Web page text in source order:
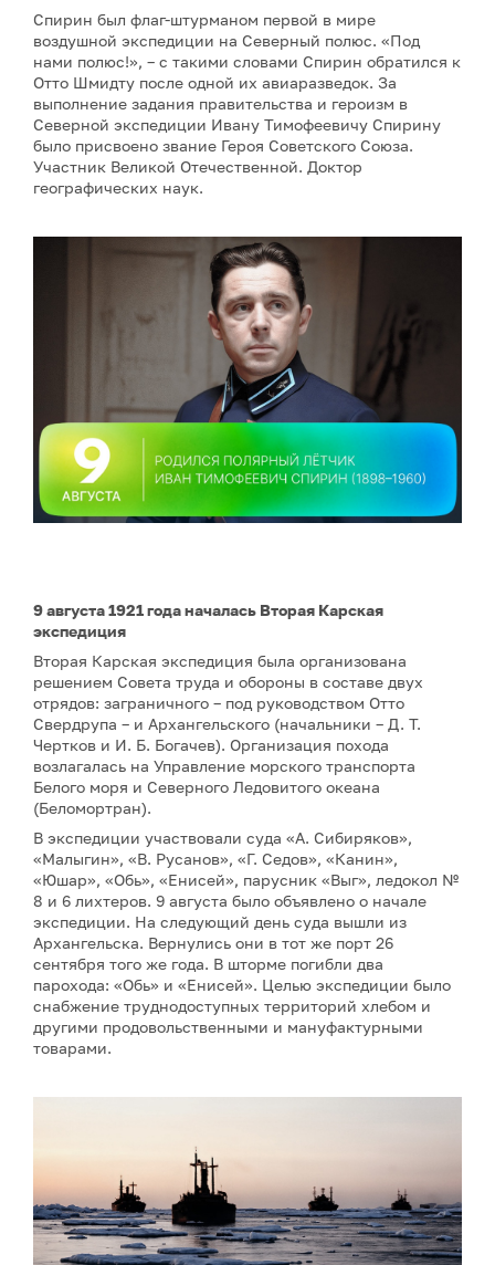
Спирин был флаг-штурманом первой в мире
воздушной экспедиции на Северный полюс. «Под
нами полюс!», – с такими словами Спирин обратился к
Отто Шмидту после одной их авиаразведок. За
выполнение задания правительства и героизм в
Северной экспедиции Ивану Тимофеевичу Спирину
было присвоено звание Героя Советского Союза.
Участник Великой Отечественной. Доктор
географических наук.
9 августа 1921 года началась Вторая Карская
экспедиция
Вторая Карская экспедиция была организована
решением Совета труда и обороны в составе двух
отрядов: заграничного – под руководством Отто
Свердрупа – и Архангельского (начальники – Д. Т.
Чертков и И. Б. Богачев). Организация похода
возлагалась на Управление морского транспорта
Белого моря и Северного Ледовитого океана
(Беломортран).
В экспедиции участвовали суда «А. Сибиряков»,
«Малыгин», «В. Русанов», «Г. Седов», «Канин»,
«Юшар», «Обь», «Енисей», парусник «Выг», ледокол №
8 и 6 лихтеров. 9 августа было объявлено о начале
экспедиции. На следующий день суда вышли из
Архангельска. Вернулись они в тот же порт 26
сентября того же года. В шторме погибли два
парохода: «Обь» и «Енисей». Целью экспедиции было
снабжение труднодоступных территорий хлебом и
другими продовольственными и мануфактурными
товарами.